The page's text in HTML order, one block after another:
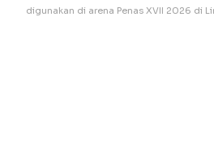
digunakan di arena Penas XVII 2026 di